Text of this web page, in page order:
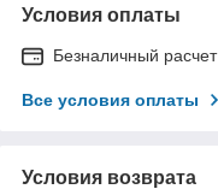
Условия оплаты
Безналичный расчет
Все условия оплаты
Условия возврата